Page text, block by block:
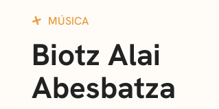
MÚSICA
Biotz Alai
Abesbatza